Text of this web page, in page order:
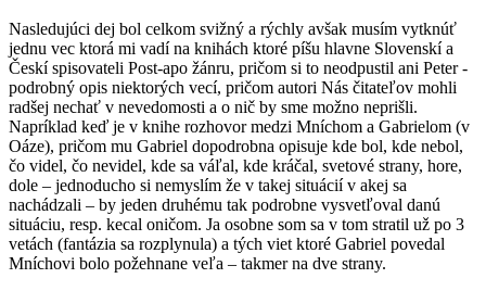
Nasledujúci dej bol celkom svižný a rýchly avšak musím vytknúť
jednu vec ktorá mi vadí na knihách ktoré píšu hlavne Slovenskí a
Českí spisovateli Post-apo žánru, pričom si to neodpustil ani Peter -
podrobný opis niektorých vecí, pričom autori Nás čitateľov mohli
radšej nechať v nevedomosti a o nič by sme možno neprišli.
Napríklad keď je v knihe rozhovor medzi Mníchom a Gabrielom (v
Oáze), pričom mu Gabriel dopodrobna opisuje kde bol, kde nebol,
čo videl, čo nevidel, kde sa váľal, kde kráčal, svetové strany, hore,
dole – jednoducho si nemyslím že v takej situácií v akej sa
nachádzali – by jeden druhému tak podrobne vysvetľoval danú
situáciu, resp. kecal oničom. Ja osobne som sa v tom stratil už po 3
vetách (fantázia sa rozplynula) a tých viet ktoré Gabriel povedal
Mníchovi bolo požehnane veľa – takmer na dve strany.